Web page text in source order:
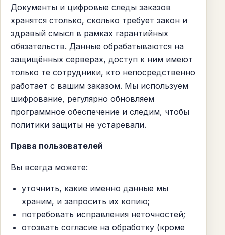
Документы и цифровые следы заказов
хранятся столько, сколько требует закон и
здравый смысл в рамках гарантийных
обязательств. Данные обрабатываются на
защищённых серверах, доступ к ним имеют
только те сотрудники, кто непосредственно
работает с вашим заказом. Мы используем
шифрование, регулярно обновляем
программное обеспечение и следим, чтобы
политики защиты не устаревали.
Права пользователей
Вы всегда можете:
уточнить, какие именно данные мы
храним, и запросить их копию;
потребовать исправления неточностей;
отозвать согласие на обработку (кроме